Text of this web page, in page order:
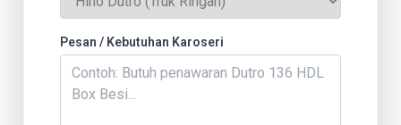
Pesan / Kebutuhan Karoseri